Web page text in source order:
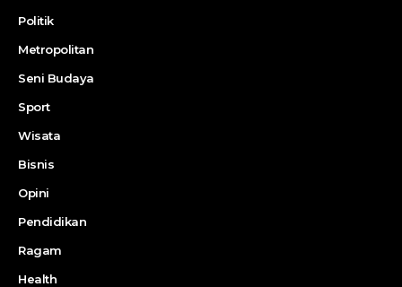
Politik
Metropolitan
Seni Budaya
Sport
Wisata
Bisnis
Opini
Pendidikan
Ragam
Health